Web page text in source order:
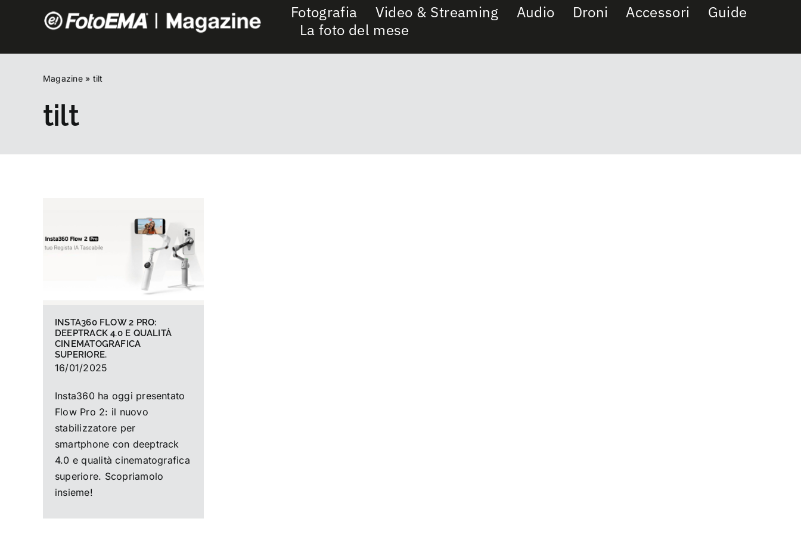
Fotografia Video & Streaming Audio Droni Accessori
Guide
La foto del mese
Magazine» tilt
tilt
INSTA360 FLOW 2 PRO:
DEEPTRACK 4.0 E QUALITÀ
CINEMATOGRAFICA
SUPERIORE.
16/01/2025
Insta360 ha oggi presentato
Flow Pro 2: il nuovo
stabilizzatore per
smartphone con deeptrack
4.0 e qualità cinematografica
superiore. Scopriamolo
insieme!